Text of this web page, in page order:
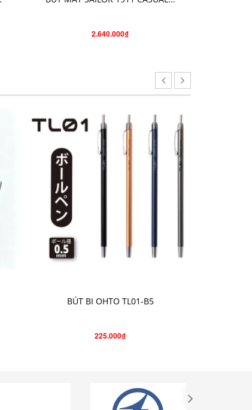
2.640.000₫
BÚT BI OHTO TL01-B5
225.000₫